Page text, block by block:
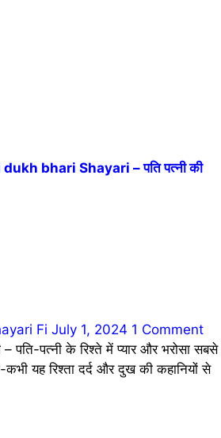
bhari Shayari – पति पत्नी की
Fi July 1, 2024 1 Comment
यह रिश्ता दर्द और दुख की कहानियों से